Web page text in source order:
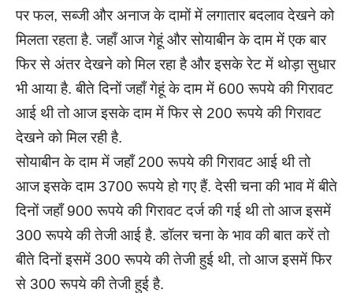
पर फल, सब्जी और अनाज के दामों में लगातार बदलाव देखने को
मिलता रहता है. जहाँ आज गेहूं और सोयाबीन के दाम में एक बार
फिर से अंतर देखने को मिल रहा है और इसके रेट में थोड़ा सुधार
भी आया है. बीते दिनों जहाँ गेहूं के दाम में 600 रूपये की गिरावट
आई थी तो आज इसके दाम में फिर से 200 रूपये की गिरावट
देखने को मिल रही है.
सोयाबीन के दाम में जहाँ 200 रूपये की गिरावट आई थी तो
आज इसके दाम 3700 रूपये हो गए हैं. देसी चना की भाव में बीते
दिनों जहाँ 900 रूपये की गिरावट दर्ज की गई थी तो आज इसमें
300 रूपये की तेजी आई है. डॉलर चना के भाव की बात करें तो
बीते दिनों इसमें 300 रूपये की तेजी हुई थी, तो आज इसमें फिर
से 300 रूपये की तेजी हुई है.